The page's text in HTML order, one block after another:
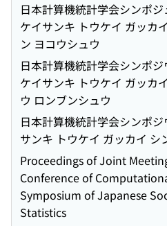
日本計算機統計学会シンポ
ケイサンキ トウケイ ガッカ
ン ヨコウシュウ
日本計算機統計学会シンポ
ケイサンキ トウケイ ガッカ
ウ ロンブンシュウ
日本計算機統計学会シンポ
サンキ トウケイ ガッカイ シ
Proceedings of Joint
Conference of
Symposium of Japanese
Statistics